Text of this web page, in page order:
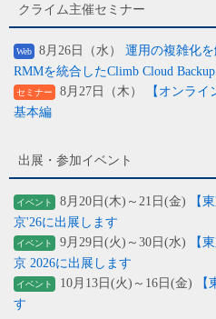
クライム主催セミナー
Web 8月26日（水） 運用の複雑化
RMMを統合したClimb Cloud
セミナー 8月27日（木）
【オンラ
基本編
出展・参加イベント
イベント 8月20日(木)～21日(金)
【
京'26に出展します
イベント 9月29日(火)～30日(水)
【
京 2026に出展します
イベント 10月13日(火)～16日(金)
す